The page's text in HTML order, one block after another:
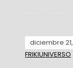
diciembre
FRIKIUNIVERSO